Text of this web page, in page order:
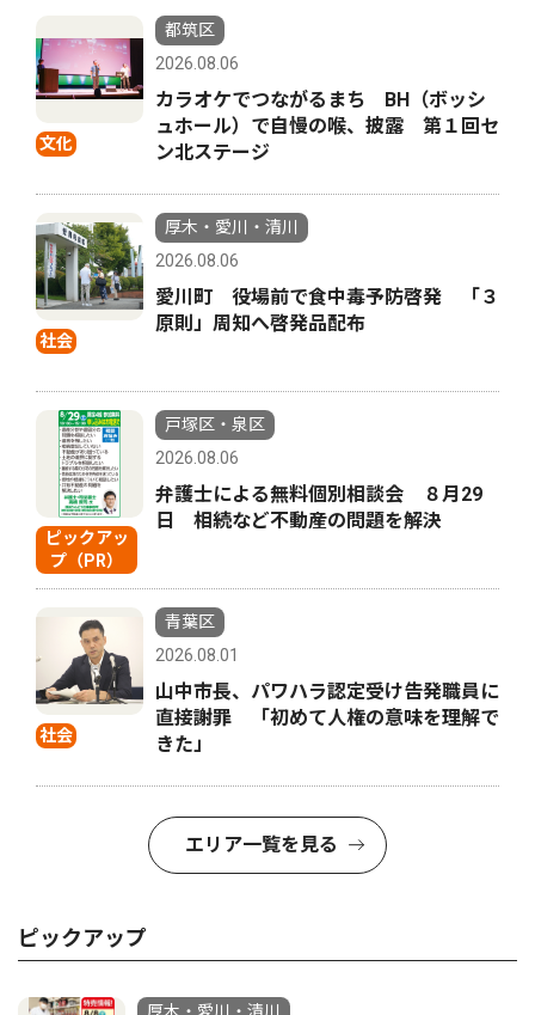
文化
都筑区
2026.08.06
カラオケでつながるまち BH（ボッシ
ュホール）で自慢の喉、披露 第１回セ
ン北ステージ
社会
厚木・愛川・清川
2026.08.06
愛川町 役場前で食中毒予防啓発 「３
原則」周知へ啓発品配布
ピックアッ
プ（PR）
戸塚区・泉区
2026.08.06
弁護士による無料個別相談会 ８月29
日 相続など不動産の問題を解決
社会
青葉区
2026.08.01
山中市長、パワハラ認定受け告発職員に
直接謝罪 「初めて人権の意味を理解で
きた」
エリア一覧を見る
ピックアップ
厚木・愛川・清川